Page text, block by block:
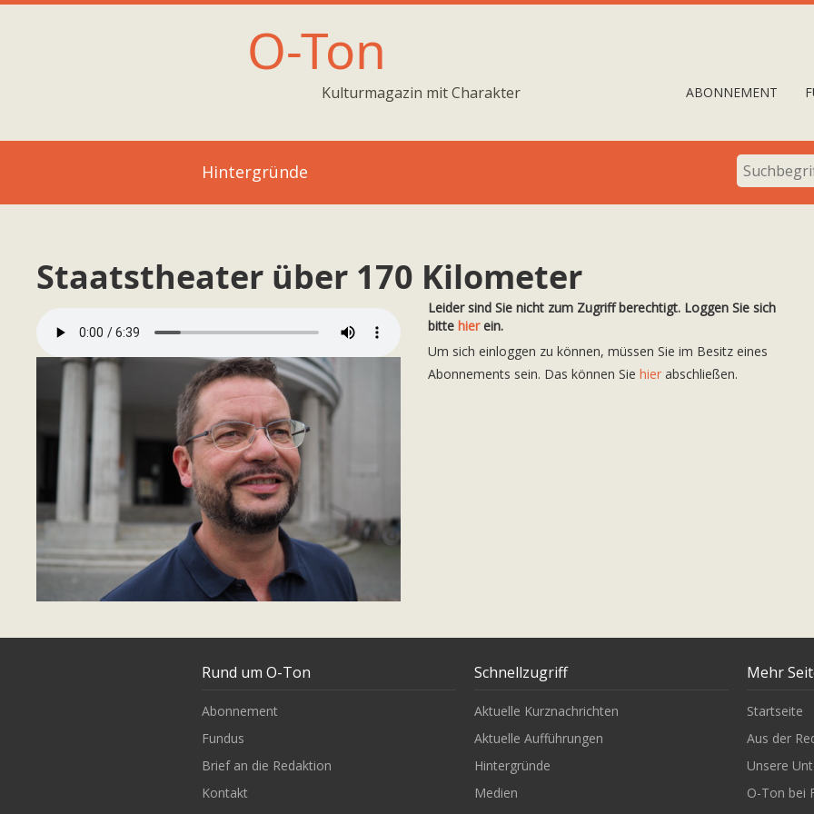
O-Ton
Kulturmagazin mit Charakter ABONNEMENT
Hintergründe
Staatstheater über 170 Kilometer
Leider sind Sie nicht zum Zugriff berechtigt. Loggen Sie sich
bittehierein.
Um sich einloggen zu können, müssen Sie im Besitz eines
Abonnements sein. Das können Siehier abschließen.
Rund um O-Ton
Abonnement
Fundus
Brief an die Redaktion
Kontakt
Schnellzugriff
Aktuelle Kurznachrichten
Aktuelle Aufführungen
Hintergründe
Medien
Mehr
Startseite
Aus der
Unsere
O-Ton bei